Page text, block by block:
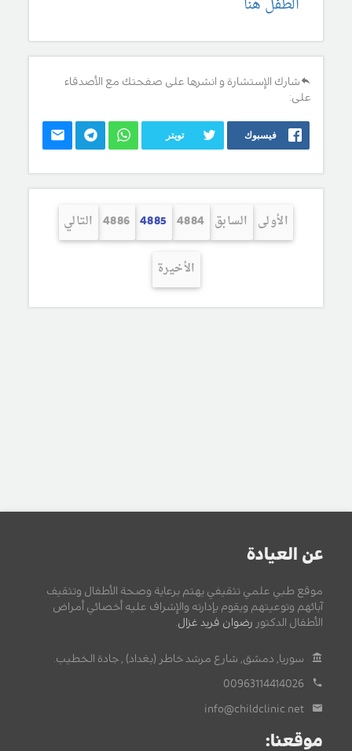
شارك الإستشارة و انشرها على صفحتك مع الأصدقاء
على:
فيسبوك تويتر
الأولى السابق 4884
4885
4886 التالي
الأخيرة
عن العيادة
موقع طبي علمي تثقيفي يهتم برعاية وصحة الأطفال وتثقيف
آبائهم وتوعيتهم ويقوم بإدارته والإشراف عليه أخصائي أمراض
الأطفال الدكتور رضوان فريد غزال.
سوريا, دمشق, شارع مرشد خاطر (بغداد) , جادة الخطيب.
00963114414026
info@childclinic.net
موقعنا: